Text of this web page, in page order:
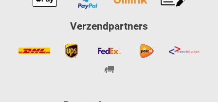
Verzendpartners